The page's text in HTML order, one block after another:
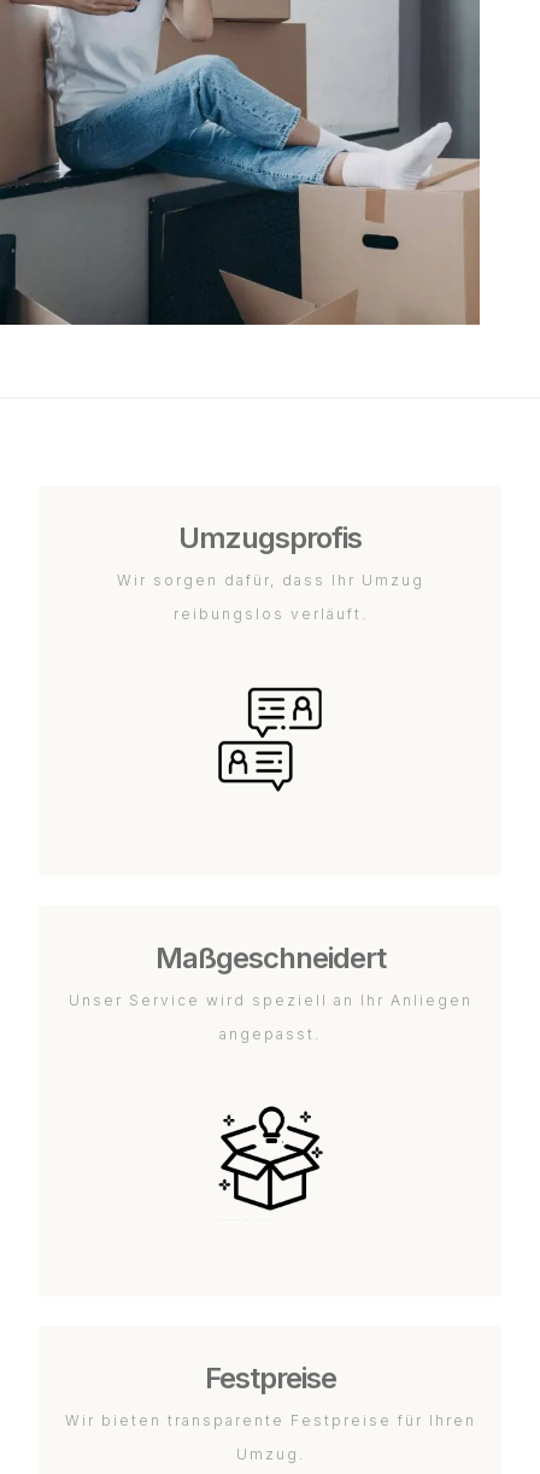
Umzugsprofis
Wir sorgen dafür, dass Ihr Umzug
reibungslos verläuft.
Maßgeschneidert
Unser Service wird speziell an Ihr Anliegen
angepasst.
Festpreise
Wir bieten transparente Festpreise für Ihren
Umzug.